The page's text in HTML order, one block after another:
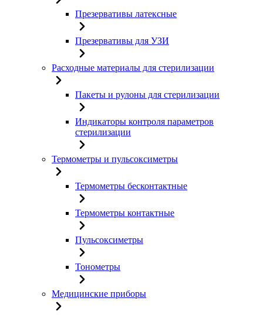
Презервативы латексные
Презервативы для УЗИ
Расходные материалы для стерилизации
Пакеты и рулоны для стерилизации
Индикаторы контроля параметров
стерилизации
Термометры и пульсоксиметры
Термометры бесконтактные
Термометры контактные
Пульсоксиметры
Тонометры
Медицинские приборы